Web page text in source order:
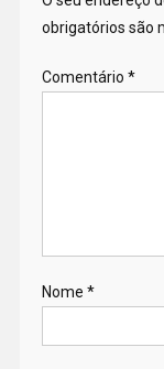
obrigatórios são
Comentário *
Nome *